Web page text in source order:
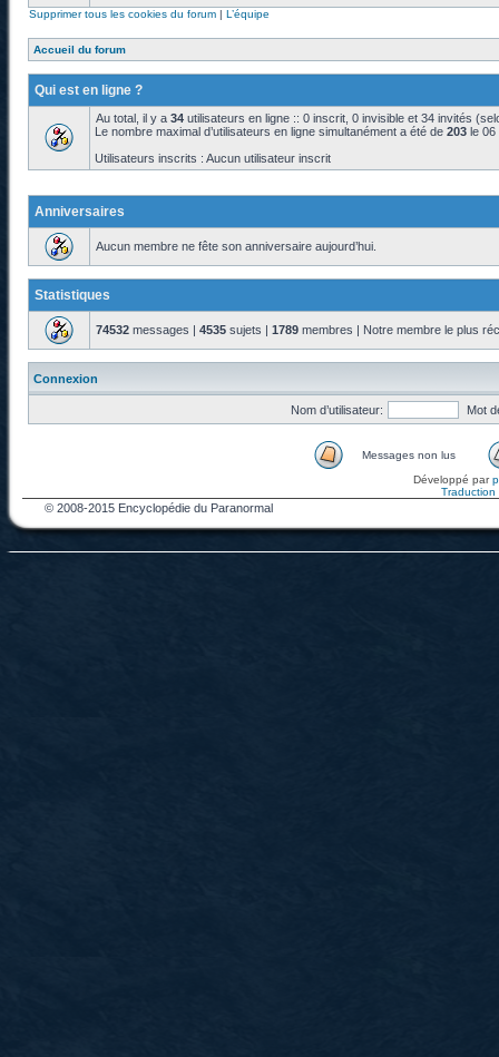
Supprimer tous les cookies du forum | L’équipe
Accueil du forum
Qui est en ligne ?
Au total, il y a 34 utilisateurs en ligne :: 0 inscrit, 0 invisible et 34 invités
Le nombre maximal d’utilisateurs en ligne simultanément a été de 203 le 06
Utilisateurs inscrits : Aucun utilisateur inscrit
Anniversaires
Aucun membre ne fête son anniversaire aujourd’hui.
Statistiques
74532 messages | 4535 sujets | 1789 membres | Notre membre le plus
Connexion
Nom d’utilisateur: Mot
Messages non lus
Développé par
Traduction
© 2008-2015 Encyclopédie du Paranormal